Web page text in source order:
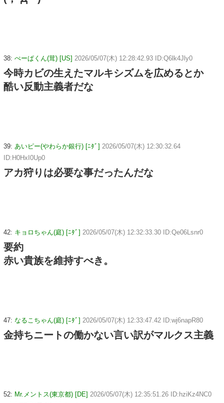
38: ぺーぱくん(茸) [US] 2026/05/07(木) 12:28:42.93 ID:Q6lk4Jly0
今時カビの生えたマルキシズムを広めるとか
酷い反動主義者だな
39: あいピー(やわらか銀行) [ﾆﾀﾞ] 2026/05/07(木) 12:30:32.64
ID:H0HxI0Up0
アカ狩りは必要な事だったんだな
42: キョロちゃん(庭) [ﾆﾀﾞ] 2026/05/07(木) 12:32:33.30 ID:Qe06Lsnr0
要約
赤い貴族を維持すべき。
47: なるこちゃん(庭) [ﾆﾀﾞ] 2026/05/07(木) 12:33:47.42 ID:wj6napR80
金持ちニートの働かない言い訳がマルクス主義
52: Mr.メントス(東京都) [DE] 2026/05/07(木) 12:35:51.26 ID:hziKz4NC0